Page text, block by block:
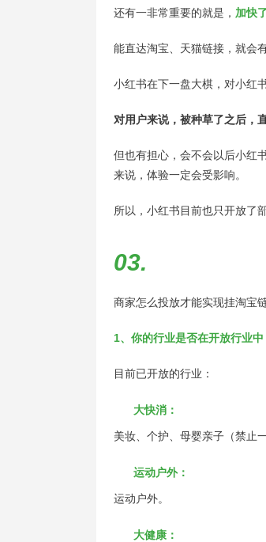
还有一非常重要的就是， 加快
能直达淘宝、天猫链接，就会
小红书在下一盘大棋，对小红
对用户来说，被种草了之后，
但也有担心，会不会以后小红
来说，体验一定会受影响。
所以，小红书目前也只开放了
03.
商家怎么投放才能实现挂淘宝
1、你的行业是否在开放行业中
目前已开放的行业：
大快消：
美妆、个护、母婴亲子（禁止
运动户外：
运动户外。
大健康：